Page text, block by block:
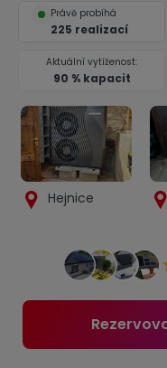
Právě probíhá
225 realizací
Aktuální vytíženost:
90 % kapacit
Hejnice
Detail
realizace